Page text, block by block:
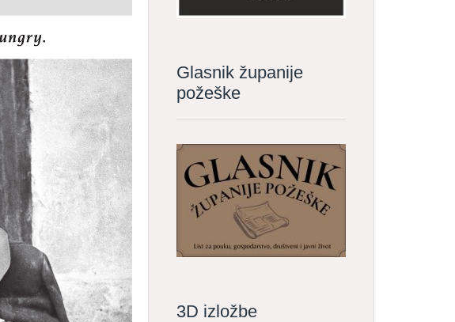
Glasnik županije
požeške
3D izložbe